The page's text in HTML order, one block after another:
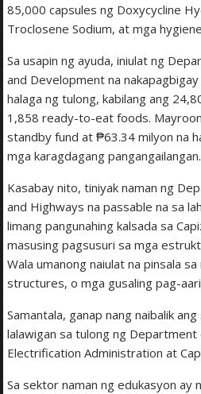
85,000 capsules ng Doxycycline
Troclosene Sodium, at mga
Sa usapin ng ayuda, iniulat ng
and Development na
halaga ng tulong, kabilang ang
1,858 ready-to-eat foods.
standby fund at ₱63.34 milyon na
mga karagdagang pangangailangan.
Kasabay nito, tiniyak naman ng
and Highways na passable na sa
limang pangunahing kalsada sa
masusing pagsusuri sa mga
Wala umanong naiulat na pinsala
structures, o mga gusaling pag-
Samantala, ganap nang naibalik
lalawigan sa tulong ng
Electrification Administration at
Sa sektor naman ng edukasyon ay